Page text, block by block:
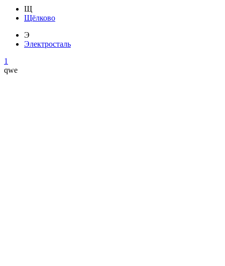
Щ
Щёлково
Э
Электросталь
1
qwe